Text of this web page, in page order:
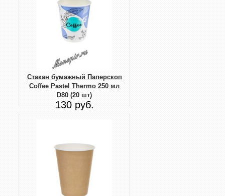
Стакан бумажный Паперскоп
Coffee Pastel Thermo 250 мл
D80 (20 шт)
130 руб.